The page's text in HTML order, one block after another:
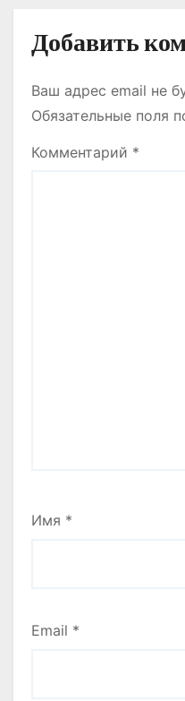
Добавить
Ваш адрес email не
Обязательные поля
Комментарий *
Имя *
Email *